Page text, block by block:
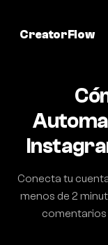
CreatorFlow
Conecta tu
menos de 2
comentarios